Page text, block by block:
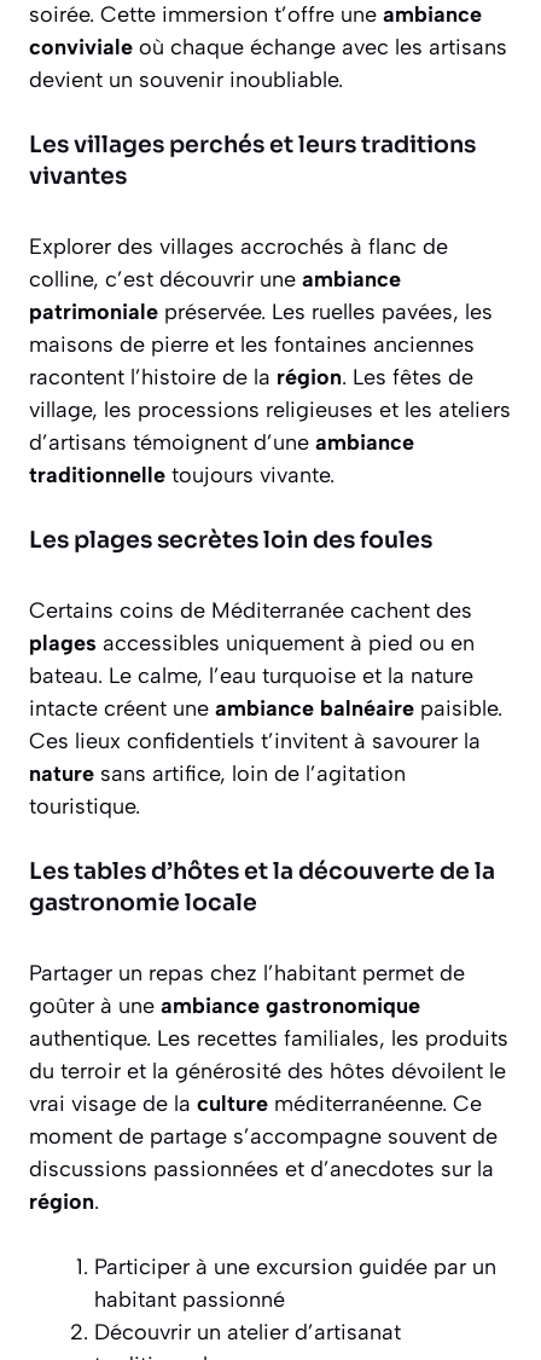
soirée. Cette immersion t’offre une ambiance
conviviale où chaque échange avec les artisans
devient un souvenir inoubliable.
Les villages perchés et leurs traditions
vivantes
Explorer des villages accrochés à flanc de
colline, c’est découvrir une ambiance
patrimoniale préservée. Les ruelles pavées, les
maisons de pierre et les fontaines anciennes
racontent l’histoire de la région. Les fêtes de
village, les processions religieuses et les ateliers
d’artisans témoignent d’une ambiance
traditionnelle toujours vivante.
Les plages secrètes loin des foules
Certains coins de Méditerranée cachent des
plages accessibles uniquement à pied ou en
bateau. Le calme, l’eau turquoise et la nature
intacte créent une ambiance balnéaire paisible.
Ces lieux confidentiels t’invitent à savourer la
nature sans artifice, loin de l’agitation
touristique.
Les tables d’hôtes et la découverte de la
gastronomie locale
Partager un repas chez l’habitant permet de
goûter à une ambiance gastronomique
authentique. Les recettes familiales, les produits
du terroir et la générosité des hôtes dévoilent le
vrai visage de la culture méditerranéenne. Ce
moment de partage s’accompagne souvent de
discussions passionnées et d’anecdotes sur la
région.
Participer à une excursion guidée par un
habitant passionné
Découvrir un atelier d’artisanat